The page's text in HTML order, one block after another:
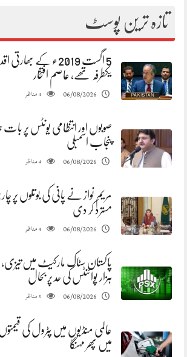
تازہ ترین پوسٹ
5 اگست 2019ء کے
یکطرفہ تھے، عاصم افتخار
06/08/2026
4مناظر
صوبوں اور انتظامی یونٹس پر بات
پنجاب اسمبلی
06/08/2026
4مناظر
مریم نواز نے پانی کی بوتلوں پر
مسترد کر دی
06/08/2026
4مناظر
ہزار پوائنٹس کی حد پر بحال
06/08/2026
3مناظر
عالمی منڈیوں میں پٹرول کی
میں پھر مہنگا